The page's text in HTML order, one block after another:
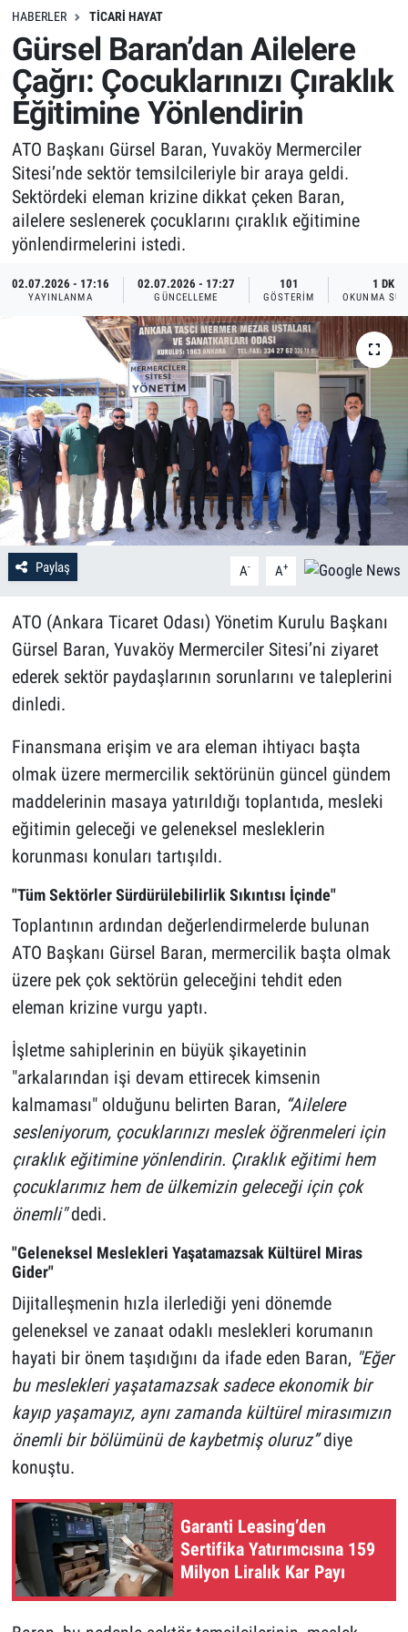
HABERLER TICARI HAYAT
Gürsel Baran’dan Ailelere
Çağrı: Çocuklarınızı Çıraklık
Eğitimine Yönlendirin
ATO Başkanı Gürsel Baran, Yuvaköy Mermerciler
Sitesi’nde sektör temsilcileriyle bir araya geldi.
Sektördeki eleman krizine dikkat çeken Baran,
ailelere seslenerek çocuklarını çıraklık eğitimine
yönlendirmelerini istedi.
02.07.2026 - 17:16
YAYINLANMA
02.07.2026 - 17:27
GÜNCELLEME
101
GÖSTERIM
1 DK
OKUNMA
Paylaş A- A+
ATO (Ankara Ticaret Odası) Yönetim Kurulu Başkanı
Gürsel Baran, Yuvaköy Mermerciler Sitesi’ni ziyaret
ederek sektör paydaşlarının sorunlarını ve taleplerini
dinledi.
Finansmana erişim ve ara eleman ihtiyacı başta
olmak üzere mermercilik sektörünün güncel gündem
maddelerinin masaya yatırıldığı toplantıda, mesleki
eğitimin geleceği ve geleneksel mesleklerin
korunması konuları tartışıldı.
"Tüm Sektörler Sürdürülebilirlik Sıkıntısı İçinde"
Toplantının ardından değerlendirmelerde bulunan
ATO Başkanı Gürsel Baran, mermercilik başta olmak
üzere pek çok sektörün geleceğini tehdit eden
eleman krizine vurgu yaptı.
İşletme sahiplerinin en büyük şikayetinin
"arkalarından işi devam ettirecek kimsenin
kalmaması" olduğunu belirten Baran, “Ailelere
sesleniyorum, çocuklarınızı meslek öğrenmeleri için
çıraklık eğitimine yönlendirin. Çıraklık eğitimi hem
çocuklarımız hem de ülkemizin geleceği için çok
önemli"dedi.
"Geleneksel Meslekleri Yaşatamazsak Kültürel Miras
Gider"
Dijitalleşmenin hızla ilerlediği yeni dönemde
geleneksel ve zanaat odaklı meslekleri korumanın
hayati bir önem taşıdığını da ifade eden Baran, "Eğer
bu meslekleri yaşatamazsak sadece ekonomik bir
kayıp yaşamayız, aynı zamanda kültürel mirasımızın
önemli bir bölümünü de kaybetmiş oluruz”diye
konuştu.
Garanti Leasing’den
Sertifika Yatırımcısına 159
Milyon Liralık Kar Payı